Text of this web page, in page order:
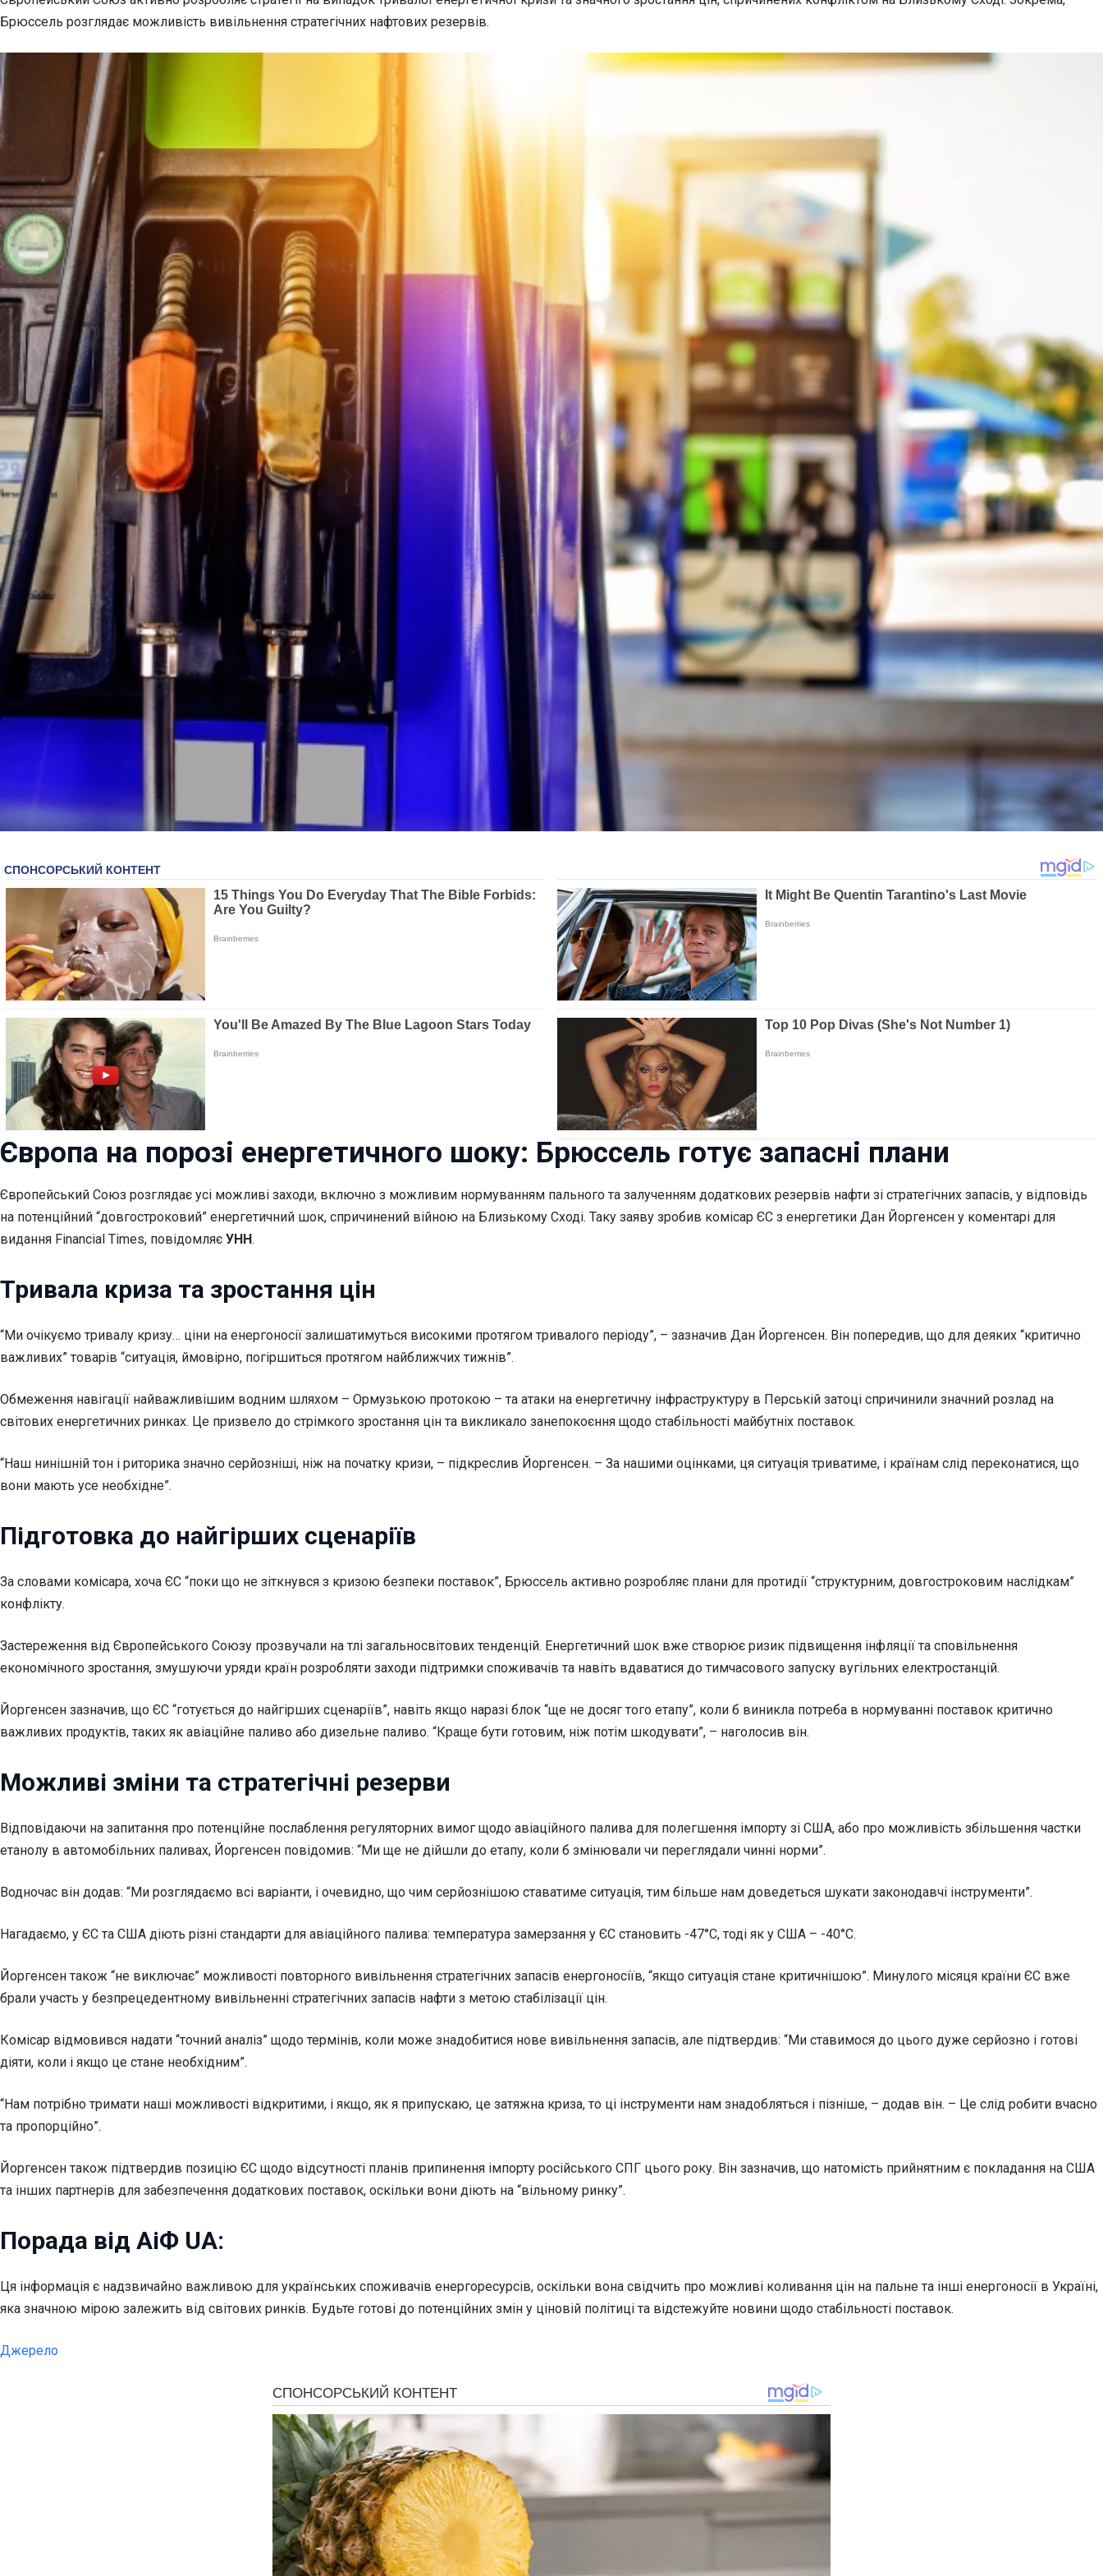
Брюссель розглядає можливість вивільнення стратегічних нафтових резервів.
Європа на порозі енергетичного шоку: Брюссель готує запасні плани
Європейський Союз розглядає усі можливі заходи, включно з можливим нормуванням пального та залученням додаткових резервів нафти зі стратегічних запасів, у відповідь
на потенційний “довгостроковий” енергетичний шок, спричинений війною на Близькому Сході. Таку заяву зробив комісар ЄС з енергетики Дан Йоргенсен у коментарі для
видання Financial Times, повідомляє УНН.
Тривала криза та зростання цін
“Ми очікуємо тривалу кризу… ціни на енергоносії залишатимуться високими протягом тривалого періоду”, – зазначив Дан Йоргенсен. Він попередив, що для деяких “критично
важливих” товарів “ситуація, ймовірно, погіршиться протягом найближчих тижнів”.
Обмеження навігації найважливішим водним шляхом – Ормузькою протокою – та атаки на енергетичну інфраструктуру в Перській затоці спричинили значний розлад на
світових енергетичних ринках. Це призвело до стрімкого зростання цін та викликало занепокоєння щодо стабільності майбутніх поставок.
“Наш нинішній тон і риторика значно серйозніші, ніж на початку кризи, – підкреслив Йоргенсен. – За нашими оцінками, ця ситуація триватиме, і країнам слід переконатися, що
вони мають усе необхідне”.
Підготовка до найгірших сценаріїв
За словами комісара, хоча ЄС “поки що не зіткнувся з кризою безпеки поставок”, Брюссель активно розробляє плани для протидії “структурним, довгостроковим наслідкам”
конфлікту.
Застереження від Європейського Союзу прозвучали на тлі загальносвітових тенденцій. Енергетичний шок вже створює ризик підвищення інфляції та сповільнення
економічного зростання, змушуючи уряди країн розробляти заходи підтримки споживачів та навіть вдаватися до тимчасового запуску вугільних електростанцій.
Йоргенсен зазначив, що ЄС “готується до найгірших сценаріїв”, навіть якщо наразі блок “ще не досяг того етапу”, коли б виникла потреба в нормуванні поставок критично
важливих продуктів, таких як авіаційне паливо або дизельне паливо. “Краще бути готовим, ніж потім шкодувати”, – наголосив він.
Можливі зміни та стратегічні резерви
Відповідаючи на запитання про потенційне послаблення регуляторних вимог щодо авіаційного палива для полегшення імпорту зі США, або про можливість збільшення частки
етанолу в автомобільних паливах, Йоргенсен повідомив: “Ми ще не дійшли до етапу, коли б змінювали чи переглядали чинні норми”.
Водночас він додав: “Ми розглядаємо всі варіанти, і очевидно, що чим серйознішою ставатиме ситуація, тим більше нам доведеться шукати законодавчі інструменти”.
Нагадаємо, у ЄС та США діють різні стандарти для авіаційного палива: температура замерзання у ЄС становить -47°C, тоді як у США – -40°C.
Йоргенсен також “не виключає” можливості повторного вивільнення стратегічних запасів енергоносіїв, “якщо ситуація стане критичнішою”. Минулого місяця країни ЄС вже
брали участь у безпрецедентному вивільненні стратегічних запасів нафти з метою стабілізації цін.
Комісар відмовився надати “точний аналіз” щодо термінів, коли може знадобитися нове вивільнення запасів, але підтвердив: “Ми ставимося до цього дуже серйозно і готові
діяти, коли і якщо це стане необхідним”.
“Нам потрібно тримати наші можливості відкритими, і якщо, як я припускаю, це затяжна криза, то ці інструменти нам знадобляться і пізніше, – додав він. – Це слід робити вчасно
та пропорційно”.
Йоргенсен також підтвердив позицію ЄС щодо відсутності планів припинення імпорту російського СПГ цього року. Він зазначив, що натомість прийнятним є покладання на США
та інших партнерів для забезпечення додаткових поставок, оскільки вони діють на “вільному ринку”.
Порада від АіФ UA:
Ця інформація є надзвичайно важливою для українських споживачів енергоресурсів, оскільки вона свідчить про можливі коливання цін на пальне та інші енергоносії в Україні,
яка значною мірою залежить від світових ринків. Будьте готові до потенційних змін у ціновій політиці та відстежуйте новини щодо стабільності поставок.
Джерело